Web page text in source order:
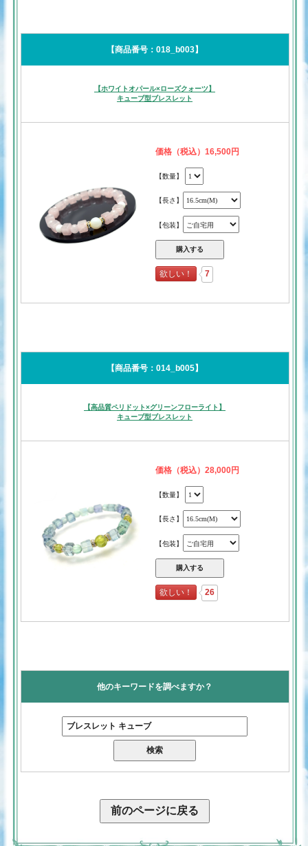
【商品番号：018_b003】
【ホワイトオパール×ローズクォーツ】
キューブ型ブレスレット
価格（税込）16,500円
【数量】
【長さ】
【包装】
欲しい！ 7
【商品番号：014_b005】
【高品質ペリドット×グリーンフローライト】
キューブ型ブレスレット
価格（税込）28,000円
【数量】
【長さ】
【包装】
欲しい！ 26
他のキーワードを調べますか？